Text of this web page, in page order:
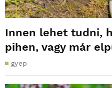
Innen lehet tudni,
pihen, vagy már
gyep